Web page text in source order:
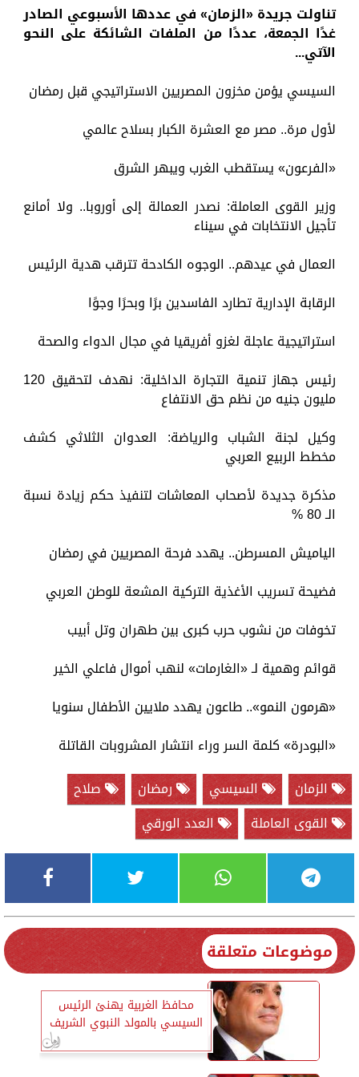
تناولت جريدة «الزمان» في عددها الأسبوعي الصادر
غدًا الجمعة، عددًا من الملفات الشائكة على النحو
الآتي...
السيسي يؤمن مخزون المصريين الاستراتيجي قبل رمضان
لأول مرة.. مصر مع العشرة الكبار بسلاح عالمي
«الفرعون» يستقطب الغرب ويبهر الشرق
وزير القوى العاملة: نصدر العمالة إلى أوروبا.. ولا أمانع
تأجيل الانتخابات في سيناء
العمال في عيدهم.. الوجوه الكادحة تترقب هدية الرئيس
الرقابة الإدارية تطارد الفاسدين برًا وبحرًا وجوًا
استراتيجية عاجلة لغزو أفريقيا في مجال الدواء والصحة
رئيس جهاز تنمية التجارة الداخلية: نهدف لتحقيق 120
مليون جنيه من نظم حق الانتفاع
وكيل لجنة الشباب والرياضة: العدوان الثلاثي كشف
مخطط الربيع العربي
مذكرة جديدة لأصحاب المعاشات لتنفيذ حكم زيادة نسبة
الـ 80 %
الياميش المسرطن.. يهدد فرحة المصريين في رمضان
فضيحة تسريب الأغذية التركية المشعة للوطن العربي
تخوفات من نشوب حرب كبرى بين طهران وتل أبيب
قوائم وهمية لـ «الغارمات» لنهب أموال فاعلي الخير
«هرمون النمو».. طاعون يهدد ملايين الأطفال سنويا
«البودرة» كلمة السر وراء انتشار المشروبات القاتلة
الزمان
السيسي رمضان
صلاح
القوى العاملة
العدد الورقي
موضوعات متعلقة
محافظ الغربية يهنئ الرئيس
السيسي بالمولد النبوي الشريف